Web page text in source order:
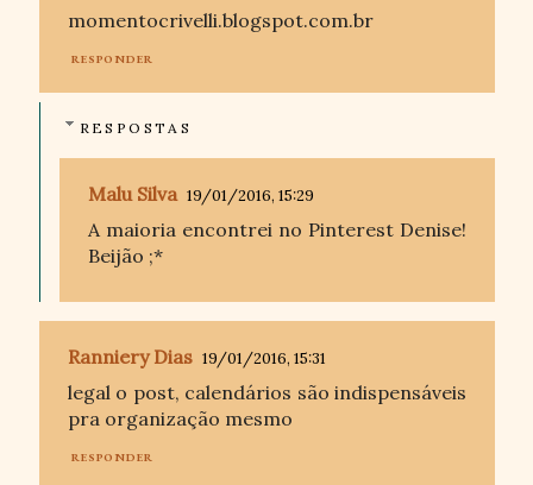
momentocrivelli.blogspot.com.br
RESPONDER
RESPOSTAS
Malu Silva 19/01/2016, 15:29
A maioria encontrei no Pinterest Denise!
Beijão ;*
Ranniery Dias 19/01/2016, 15:31
legal o post, calendários são indispensáveis
pra organização mesmo
RESPONDER